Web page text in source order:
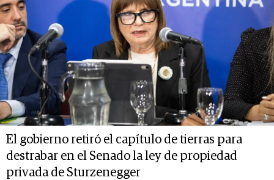
El gobierno retiró el capítulo de tierras para
destrabar en el Senado la ley de propiedad
privada de Sturzenegger